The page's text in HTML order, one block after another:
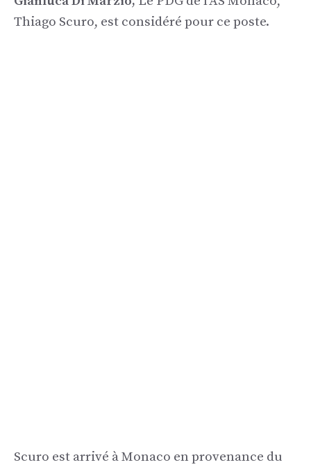
Thiago Scuro, est considéré pour ce poste.
Scuro est arrivé à Monaco en provenance du